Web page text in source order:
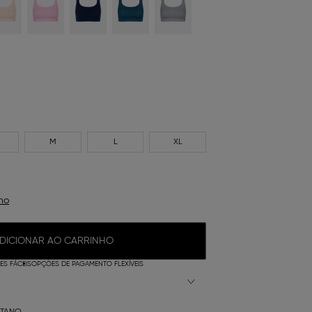
M L XL
AO CARRINHO
FÁCEISOPÇÕES DE PAGAMENTO FLEXÍVEIS